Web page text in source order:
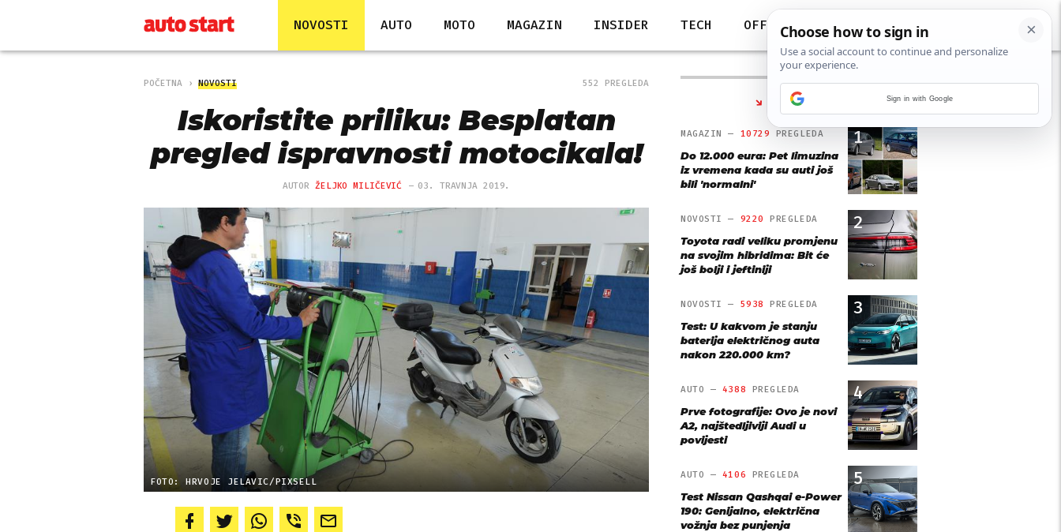
NOVOSTI AUTO MOTO MAGAZIN INSIDER TECH OFF
POČETNA NOVOSTI 552 PREGLEDA
Iskoristite priliku: Besplatan
pregled ispravnosti motocikala!
AUTOR ŽELJKO MILIČEVIĆ 03. TRAVNJA 2019.
FOTO: HRVOJE JELAVIC/PIXSELL
NAJČITANIJE
1
MAGAZIN — 10729 PREGLEDA
Do 12.000 eura: Pet limuzina
iz vremena kada su auti još
bili 'normalni'
2
NOVOSTI — 9220 PREGLEDA
Toyota radi veliku promjenu
na svojim hibridima: Bit će
još bolji i jeftiniji
3
NOVOSTI — 5938 PREGLEDA
Test: U kakvom je stanju
baterija električnog auta
nakon 220.000 km?
4
AUTO — 4388 PREGLEDA
Prve fotografije: Ovo je novi
A2, najštedljiviji Audi u
povijesti
5
AUTO — 4106 PREGLEDA
Test Nissan Qashqai e-Power
190: Genijalno, električna
vožnja bez punjenja
Sign in with Google